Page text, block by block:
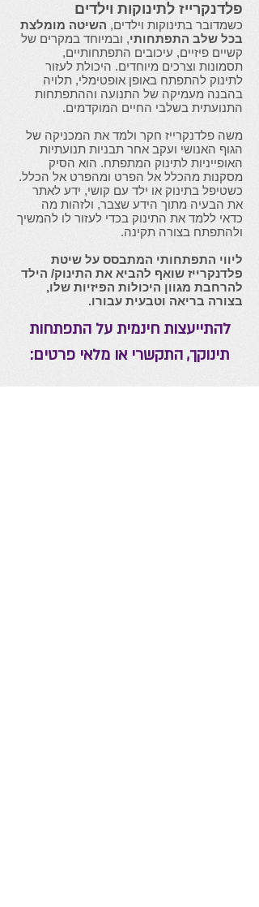
פלדנקרייז לתינוקות וילדים
כשמדובר בתינוקות וילדים, השיטה מומלצת
בכל שלב התפתחותי, ובמיוחד במקרים של
קשיים פיזיים, עיכובים התפתחותיים,
תסמונות וצרכים מיוחדים. היכולת לעזור
לתינוק להתפתח באופן אופטימלי, תלויה
בהבנה מעמיקה של התנועה וההתפתחות
התנועתית בשלבי החיים המוקדמים. ​
משה פלדנקרייז חקר ולמד את המכניקה של
הגוף האנושי ועקב אחר תבניות תנועתיות
האופייניות לתינוק המתפתח. הוא הסיק
מסקנות מהכלל אל הפרט ומהפרט אל הכלל.
כשטיפל בתינוק או ילד עם קושי, ידע לאתר
את הבעיה מתוך הידע שצבר, ולזהות מה
כדאי ללמד את התינוק בכדי לעזור לו להמשיך
ולהתפתח בצורה תקינה.​
ליווי התפתחותי המתבסס על שיטת
פלדנקרייז שואף להביא את התינוק/ הילד
להרחבת מגוון היכולות הפיזיות שלו,
בצורה בריאה וטבעית עבורו.​
להתייעצות חינמית על התפתחות
תינוקך, התקשרי או מלאי פרטים: